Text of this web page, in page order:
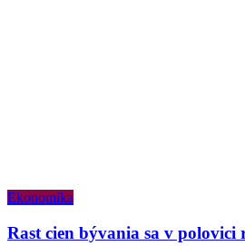
Ekonomika
Rast cien bývania sa v